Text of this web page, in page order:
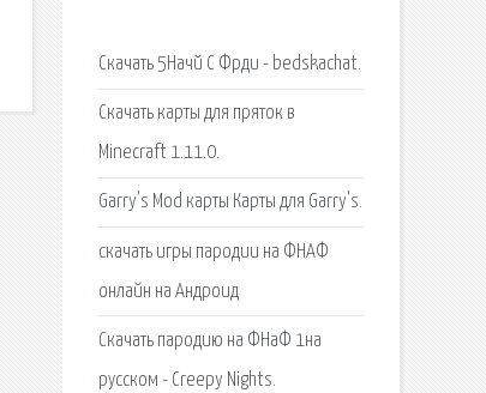
Скачать 5Начй С Фрди - bedskachat.
Скачать карты для пряток в
Minecraft 1.11.0.
Garry's Mod карты Карты для Garry's.
скачать игры пародии на ФНАФ
онлайн на Андроид
Скачать пародию на ФНаФ 1на
русском - Creepy Nights.